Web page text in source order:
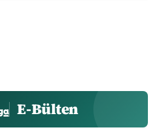
E-Bülten